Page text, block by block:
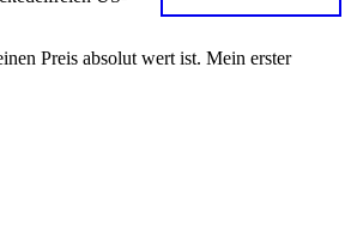
Preis absolut wert ist. Mein erster